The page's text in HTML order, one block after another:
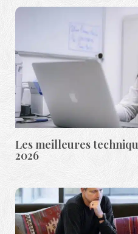
Les meilleures
2026